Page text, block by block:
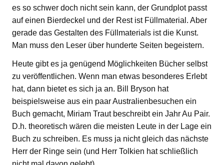
es so schwer doch nicht sein kann, der Grundplot passt
auf einen Bierdeckel und der Rest ist Füllmaterial. Aber
gerade das Gestalten des Füllmaterials ist die Kunst.
Man muss den Leser über hunderte Seiten begeistern.
Heute gibt es ja genügend Möglichkeiten Bücher selbst
zu veröffentlichen. Wenn man etwas besonderes Erlebt
hat, dann bietet es sich ja an. Bill Bryson hat
beispielsweise aus ein paar Australienbesuchen ein
Buch gemacht, Miriam Traut beschreibt ein Jahr Au Pair.
D.h. theoretisch wären die meisten Leute in der Lage ein
Buch zu schreiben. Es muss ja nicht gleich das nächste
Herr der Ringe sein (und Herr Tolkien hat schließlich